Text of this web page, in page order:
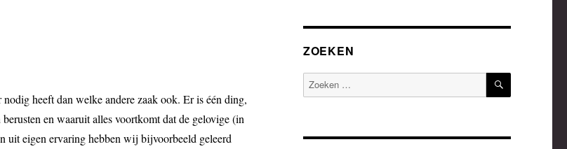
heeft dan welke andere zaak ook. Er is één ding,
en waaruit alles voortkomt dat de gelovige (in
uit eigen ervaring hebben wij bijvoorbeeld geleerd
ZOEKEN
Zoeken
naar:
ZOEKEN